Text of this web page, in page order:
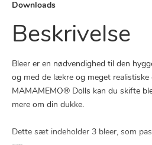
Downloads
Beskrivelse
Bleer er en nødvendighed til den
og med de lækre og meget realistiske
MAMAMEMO® Dolls kan du skifte
mere om din dukke.
Dette sæt indeholder 3 bleer, som